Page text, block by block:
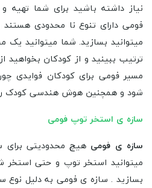
نیاز داشته باشید برای شما
فومی دارای تنوع نا محدودی
میتوانید بسازید. شما میتوانید یک
ترتیب ببینید و از کودکان بخواهید
مسیر فومی برای کودکان
شود و همچنین هوش هندسی کودک
سازه ی استخر توپ فومی
سازه ی فومی هیچ محدودیتی برای
میتوانید استخر توپ و حتی
بسازید . سازه ی فومی به دلیل نوع